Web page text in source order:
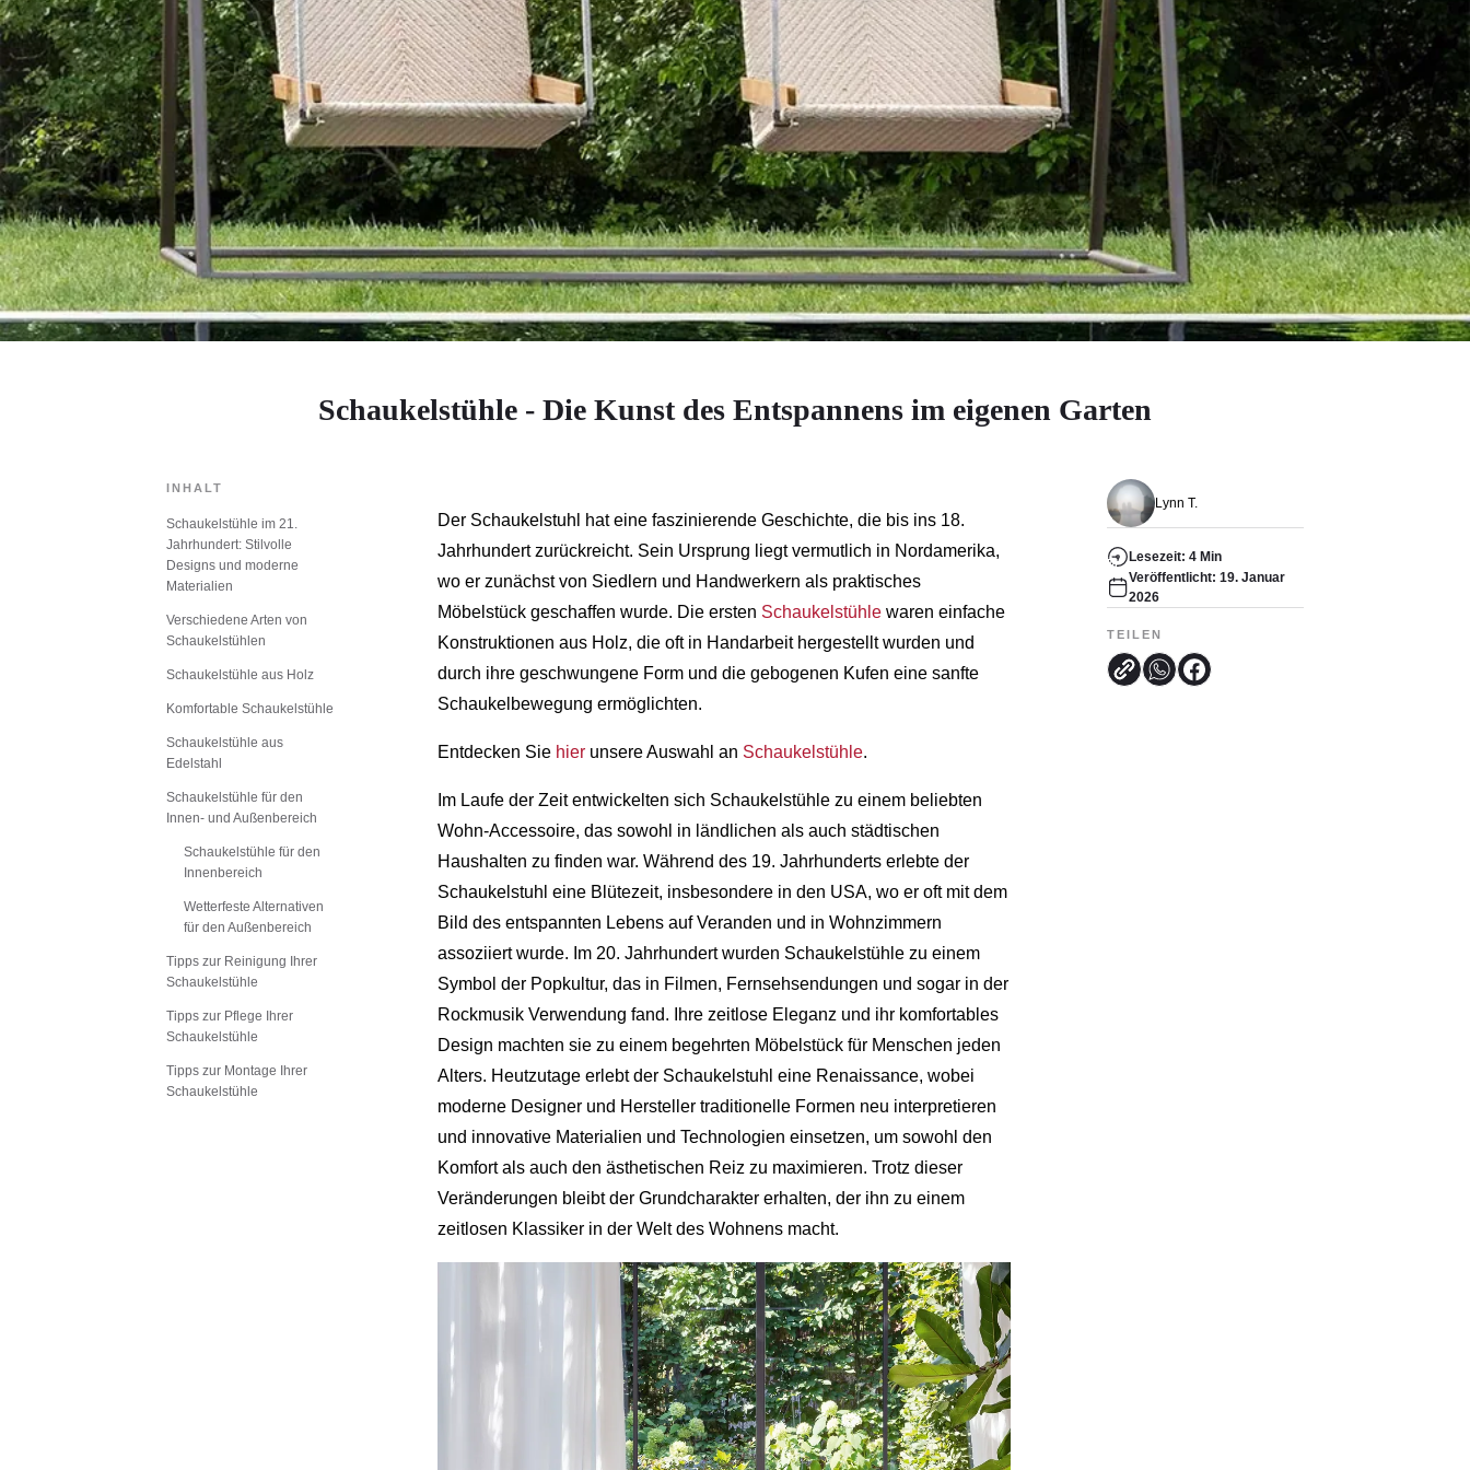
Schaukelstühle - Die Kunst des Entspannens im eigenen Garten
Lynn T.
Lesezeit: 4 Min
Veröffentlicht: 19. Januar
2026
TEILEN
INHALT
Schaukelstühle im 21.
Jahrhundert: Stilvolle
Designs und moderne
Materialien
Verschiedene Arten von
Schaukelstühlen
Schaukelstühle aus Holz
Komfortable Schaukelstühle
Schaukelstühle aus
Edelstahl
Schaukelstühle für den
Innen- und Außenbereich
Schaukelstühle für den
Innenbereich
Wetterfeste Alternativen
für den Außenbereich
Tipps zur Reinigung Ihrer
Schaukelstühle
Tipps zur Pflege Ihrer
Schaukelstühle
Tipps zur Montage Ihrer
Schaukelstühle
Der Schaukelstuhl hat eine faszinierende Geschichte, die bis ins 18.
Jahrhundert zurückreicht. Sein Ursprung liegt vermutlich in Nordamerika,
wo er zunächst von Siedlern und Handwerkern als praktisches
Möbelstück geschaffen wurde. Die ersten Schaukelstühle waren einfache
Konstruktionen aus Holz, die oft in Handarbeit hergestellt wurden und
durch ihre geschwungene Form und die gebogenen Kufen eine sanfte
Schaukelbewegung ermöglichten.
Entdecken Sie hier unsere Auswahl an Schaukelstühle.
Im Laufe der Zeit entwickelten sich Schaukelstühle zu einem beliebten
Wohn-Accessoire, das sowohl in ländlichen als auch städtischen
Haushalten zu finden war. Während des 19. Jahrhunderts erlebte der
Schaukelstuhl eine Blütezeit, insbesondere in den USA, wo er oft mit dem
Bild des entspannten Lebens auf Veranden und in Wohnzimmern
assoziiert wurde. Im 20. Jahrhundert wurden Schaukelstühle zu einem
Symbol der Popkultur, das in Filmen, Fernsehsendungen und sogar in der
Rockmusik Verwendung fand. Ihre zeitlose Eleganz und ihr komfortables
Design machten sie zu einem begehrten Möbelstück für Menschen jeden
Alters. Heutzutage erlebt der Schaukelstuhl eine Renaissance, wobei
moderne Designer und Hersteller traditionelle Formen neu interpretieren
und innovative Materialien und Technologien einsetzen, um sowohl den
Komfort als auch den ästhetischen Reiz zu maximieren. Trotz dieser
Veränderungen bleibt der Grundcharakter erhalten, der ihn zu einem
zeitlosen Klassiker in der Welt des Wohnens macht.